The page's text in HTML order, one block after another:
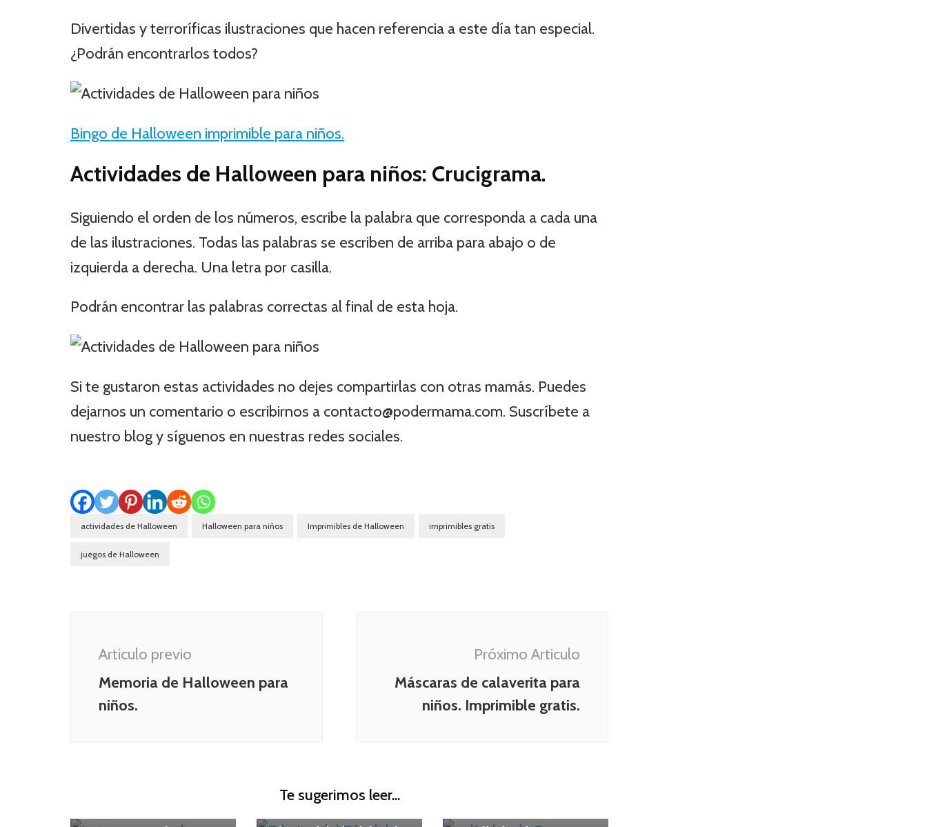
Divertidas y terroríficas ilustraciones que hacen referencia a este día tan especial.
¿Podrán encontrarlos todos?
Bingo de Halloween imprimible para niños.
Actividades de Halloween para niños: Crucigrama.
Siguiendo el orden de los números, escribe la palabra que corresponda a cada una
de las ilustraciones. Todas las palabras se escriben de arriba para abajo o de
izquierda a derecha. Una letra por casilla.
Podrán encontrar las palabras correctas al final de esta hoja.
Si te gustaron estas actividades no dejes compartirlas con otras mamás. Puedes
dejarnos un comentario o escribirnos a contacto@podermama.com. Suscríbete a
nuestro blog y síguenos en nuestras redes sociales.
actividades de Halloween Halloween para niños Imprimibles de Halloween imprimibles gratis
juegos de Halloween
publicación
Articulo previo
Memoria de Halloween para
niños.
Próximo Articulo
Máscaras de calaverita para
niños. Imprimible gratis.
Te sugerimos leer...